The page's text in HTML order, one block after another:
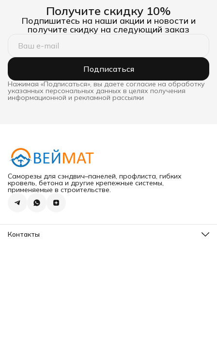
Получите скидку 10%
Подпишитесь на наши акции и новости и
получите скидку на следующий заказ
Подписаться
Нажимая «Подписаться», вы даете согласие на обработку
указанных персональных данных в целях получения
информационной и рекламной рассылки
Саморезы для сэндвич–панелей, профлиста, гибких
кровель, бетона и другие крепежные системы,
применяемые в строительстве.
Контакты